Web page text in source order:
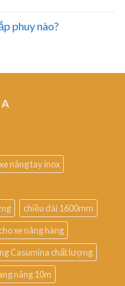
phuy nào?
nâng tay inox
chiều dài 1600mm
xe nâng hàng
Casumina chất lượng
nâng 10m